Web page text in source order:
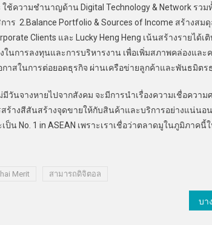
ใช้ความชำนาญด้าน Digital Technology & Network ร
ร 2.Balance Portfolio & Sources of Income สร้างสม
Clients และ Lucky Heng Heng เน้นสร้างรายได้เ
ในการลงทุนและการบริหารงาน เพื่อเพิ่มสภาพคล่องแล
กาสในการต่อยอดธุรกิจ ผ่านเครือข่ายลูกค้าและพันธมิต
จางหายไปจากสังคม จะมีการนำเรื่องความเชื่อความ
ร้างสีสันสร้างจุดขายให้กับสินค้าและบริการอย่างแน่นอ
ป็น No. 1 in ASEAN เพราะเราเชื่อว่าตลาดมูในภูมิภาค
Merit สามารถดิจิตอล